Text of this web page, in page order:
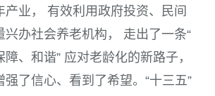
产业， 有效利用政府投资、民间
兴办社会养老机构， 走出了一条“
、和谐” 应对老龄化的新路子，
了信心、看到了希望。“十三五”